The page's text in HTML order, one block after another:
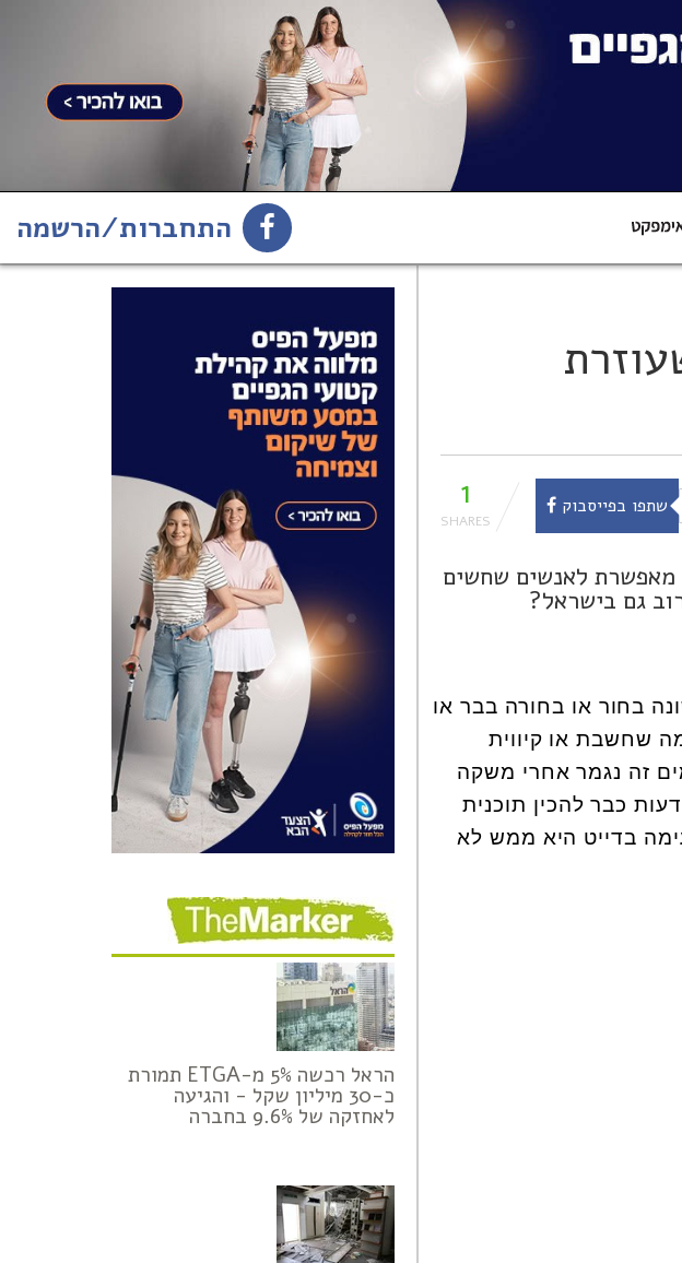
התחברות/הרשמה
הירשמו לניוזלטר 1
שתפו בפייסבוק 1
מאפשרת לאנשים שחשים
גם בישראל?
בחור או בחורה בבר או
שחשבת או קיווית
זה נגמר אחרי משקה
כבר להכין תוכנית
בדייט היא ממש לא
הראל רכשה 5% מ-ETGA תמורת
כ-30 מיליון שקל - והגיעה
לאחזקה של 9.6% בחברה